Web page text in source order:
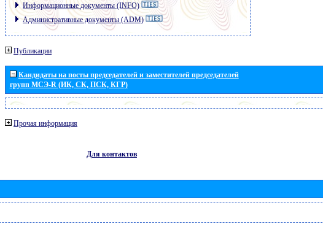
Информационные документы (INFO)
Административные документы (ADM)
Публикации
Кандидаты на посты председателей и заместителей председателей
групп МСЭ-R (ИК, СК, ПСК, КГР)
Прочая информация
Для контактов